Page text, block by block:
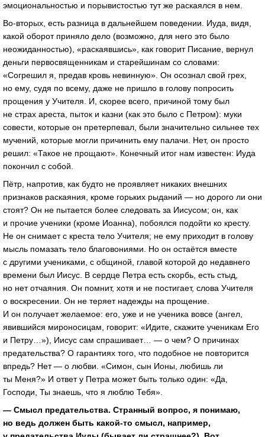
эмоциональностью и порывистостью тут же раскаялся в нем.
Во-вторых, есть разница в дальнейшем поведении. Иуда, видя,
какой оборот приняло дело (возможно, для него это было
неожиданностью), «раскаявшись», как говорит Писание, вернул
деньги первосвященникам и старейшинам со словами:
«Согрешил я, предав кровь невинную». Он осознал свой грех,
но ему, судя по всему, даже не пришло в голову попросить
прощения у Учителя. И, скорее всего, причиной тому был
не страх ареста, пыток и казни (как это было с Петром): муки
совести, которые он претерпевал, были значительно сильнее тех
мучений, которые могли причинить ему палачи. Нет, он просто
решил: «Такое не прощают». Конечный итог нам известен: Иуда
покончил с собой.
Пётр, напротив, как будто не проявляет никаких внешних
признаков раскаяния, кроме горьких рыданий — но дорого ли они
стоят? Он не пытается более следовать за Иисусом; он, как
и прочие ученики (кроме Иоанна), побоялся подойти ко кресту.
Не он снимает с креста тело Учителя; не ему приходит в голову
мысль помазать тело благовониями. Но он остаётся вместе
с другими учениками, с общиной, главой которой до недавнего
времени был Иисус. В сердце Петра есть скорбь, есть стыд,
но нет отчаяния. Он помнит, хотя и не постигает, слова Учителя
о воскресении. Он не теряет надежды на прощение.
И он получает желаемое: его, уже и не ученика вовсе (ангел,
явившийся мироносицам, говорит: «Идите, скажите ученикам Его
и Петру…»), Иисус сам спрашивает… — о чем? О причинах
предательства? О гарантиях того, что подобное не повторится
впредь? Нет — о любви. «Симон, сын Ионы, любишь ли
ты Меня?» И ответ у Петра может быть только один: «Да,
Господи, Ты знаешь, что я люблю Тебя».
— Смысл предательства. Странный вопрос, я понимаю,
но ведь должен быть какой-то смысл, например,